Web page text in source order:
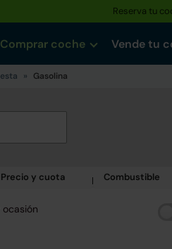
Reserva tu
Comprar coche Vende tu
Gasolina
Precio y cuota Combustible
ocasión